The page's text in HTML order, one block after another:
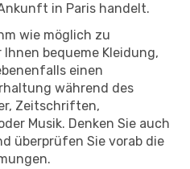
in Paris handelt.
wie möglich zu
bequeme Kleidung,
einen
während des
Zeitschriften,
Musik. Denken Sie auch
überprüfen Sie vorab die